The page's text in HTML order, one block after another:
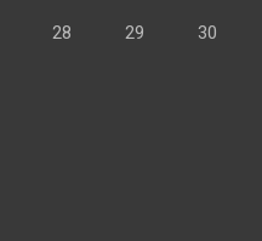
28 29 30